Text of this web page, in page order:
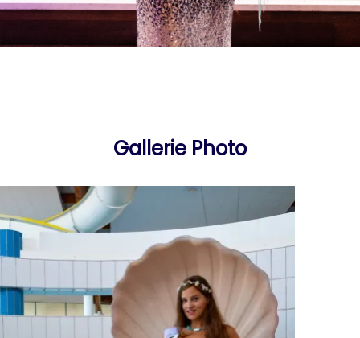
Gallerie Photo